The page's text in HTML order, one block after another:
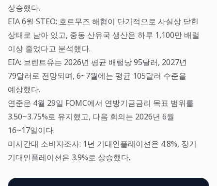
상승했다.
EIA 6월 STEO: 호르무즈 해협이 단기적으로 사실상 닫힌
상태로 남아 있고, 중동 산유국 생산은 하루 1,100만 배럴
이상 줄었다고 분석했다.
EIA: 브렌트유는 2026년 평균 배럴당 95달러, 2027년
79달러로 전망되며, 6~7월에는 평균 105달러 수준을
예상했다.
연준은 4월 29일 FOMC에서 연방기금금리 목표 범위를
3.50~3.75%로 유지했고, 다음 회의는 2026년 6월
16~17일이다.
미시간대 소비자조사: 1년 기대인플레이션은 4.8%, 장기
기대인플레이션은 3.9%로 상승했다.